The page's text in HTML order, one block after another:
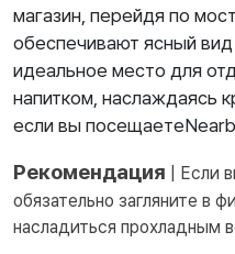
магазин, перейдя по
обеспечивают ясный
идеальное место для
напитком, наслаждаясь
если вы
Рекомендация | Если
обязательно загляните в
насладиться прохладным